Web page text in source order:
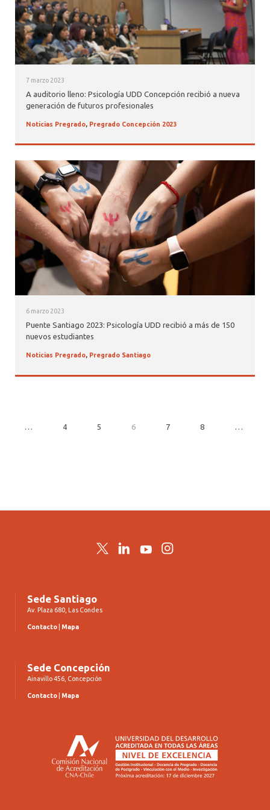
7 marzo 2023
A auditorio lleno: Psicología UDD Concepción recibió a nueva
generación de futuros profesionales
Noticias Pregrado, Pregrado Concepción 2023
6 marzo 2023
Puente Santiago 2023: Psicología UDD recibió a más de 150
nuevos estudiantes
Noticias Pregrado, Pregrado Santiago
… 4 5 6 7 8 …
TwitterLinkedInYouTubeInstagram
Sede Santiago
Av. Plaza 680, Las Condes
Contacto Mapa
Sede Concepción
Ainavillo 456, Concepción
Contacto Mapa